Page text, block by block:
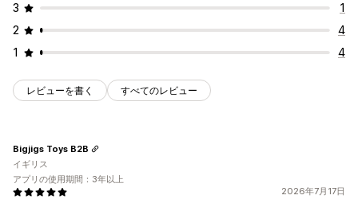
3
1
2
4
1
4
レビューを書く すべてのレビュー
2026年7月17日
Bigjigs Toys B2B
イギリス
アプリの使用期間：3年以上